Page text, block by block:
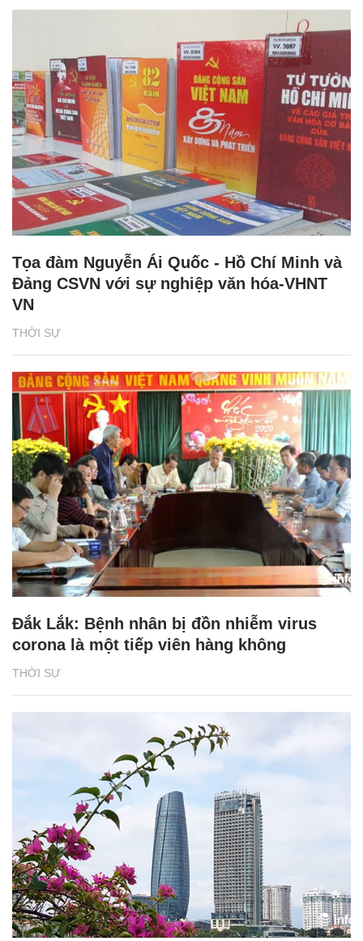
THỜI SỰ
Tọa đàm Nguyễn Ái Quốc - Hồ Chí Minh và
Đảng CSVN với sự nghiệp văn hóa-VHNT
VN
THỜI SỰ
Đắk Lắk: Bệnh nhân bị đồn nhiễm virus
corona là một tiếp viên hàng không